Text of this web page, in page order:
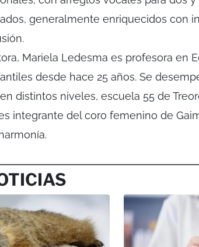
generalmente enriquecidos con
Mariela Ledesma es profesora en
desde hace 25 años. Se
distintos niveles, escuela 55 de
integrante del coro femenino de